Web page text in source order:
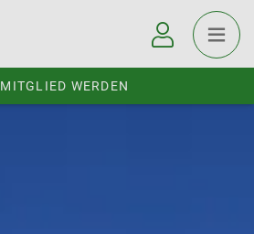
MITGLIED WERDEN